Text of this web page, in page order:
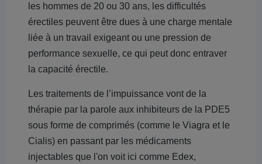
les hommes de 20 ou 30 ans, les difficultés
érectiles peuvent être dues à une charge mentale
liée à un travail exigeant ou une pression de
performance sexuelle, ce qui peut donc entraver
la capacité érectile.
Les traitements de l’impuissance vont de la
thérapie par la parole aux inhibiteurs de la PDE5
sous forme de comprimés (comme le Viagra et le
Cialis) en passant par les médicaments
injectables que l'on voit ici comme Edex,